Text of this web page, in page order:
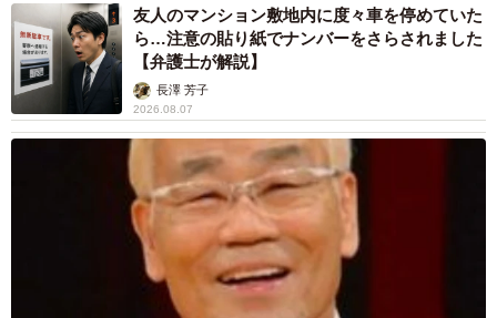
友人のマンション敷地内に度々車を停めていた
ら…注意の貼り紙でナンバーをさらされました
【弁護士が解説】
長澤 芳子
2026.08.07